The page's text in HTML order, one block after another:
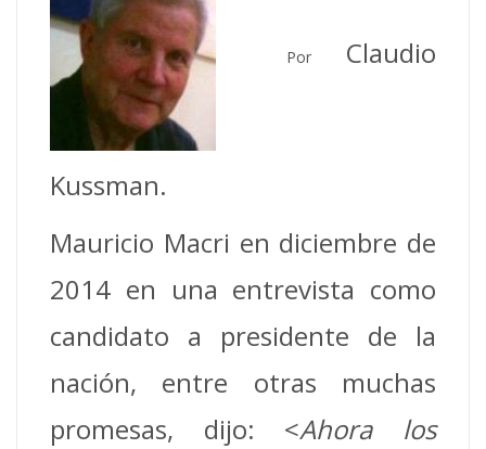
Por Claudio
Kussman.
Mauricio Macri en diciembre de
2014 en una entrevista como
candidato a presidente de la
nación, entre otras muchas
promesas, dijo: <Ahora los